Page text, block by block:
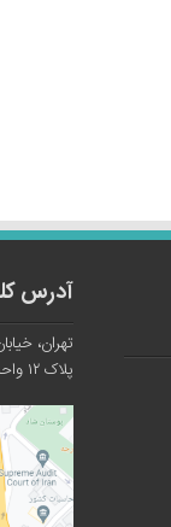
آدرس
تهران،
پلاک ۱۲ واحد ۱